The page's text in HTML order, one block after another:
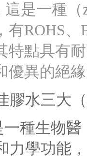
這是一種
有ROHS
特點具有
優異的絕
膠水三大
種生物
力學功能